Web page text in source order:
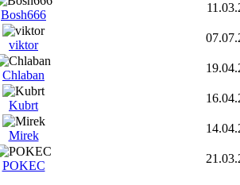
Bosh666
viktor
Chlaban
Kubrt
Mirek
POKEC